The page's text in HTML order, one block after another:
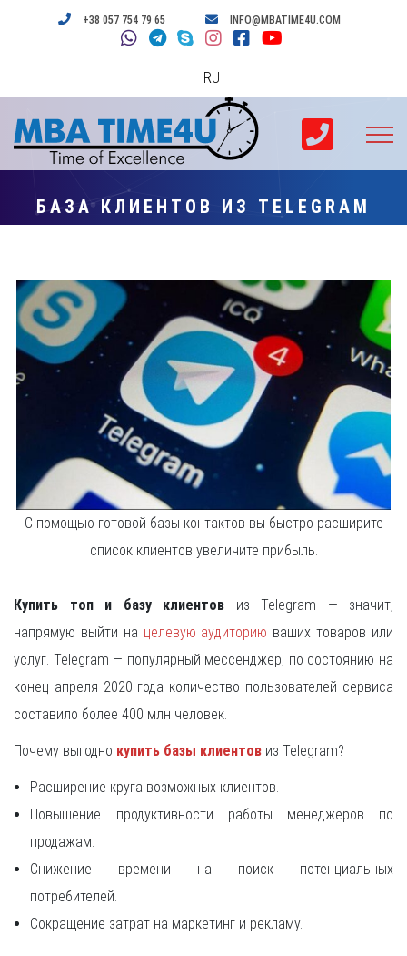
+38 057 754 79 65 INFO@MBATIME4U.COM
RU
БАЗА КЛИЕНТОВ ИЗ TELEGRAM
С помощью готовой базы контактов вы быстро расширите
список клиентов увеличите прибыль.
Купить топ и базу клиентов из Telegram — значит,
напрямую выйти на целевую аудиторию ваших товаров или
услуг. Telegram — популярный мессенджер, по состоянию на
конец апреля 2020 года количество пользователей сервиса
составило более 400 млн человек.
Почему выгодно купить базы клиентов из Telegram?
Расширение круга возможных клиентов.
Повышение продуктивности работы менеджеров по
продажам.
Снижение времени на поиск потенциальных
потребителей.
Сокращение затрат на маркетинг и рекламу.